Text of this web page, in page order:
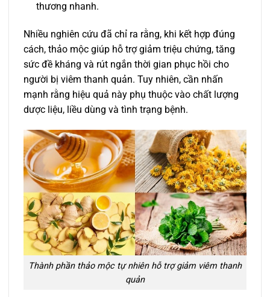
thương nhanh.
Nhiều nghiên cứu đã chỉ ra rằng, khi kết hợp đúng
cách, thảo mộc giúp hỗ trợ giảm triệu chứng, tăng
sức đề kháng và rút ngắn thời gian phục hồi cho
người bị viêm thanh quản. Tuy nhiên, cần nhấn
mạnh rằng hiệu quả này phụ thuộc vào chất lượng
dược liệu, liều dùng và tình trạng bệnh.
Thành phần thảo mộc tự nhiên hỗ trợ giảm viêm thanh
quản